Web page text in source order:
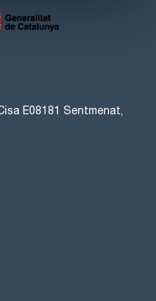
E08181 Sentmenat,